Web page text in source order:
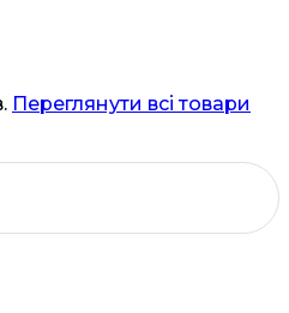
Переглянути всі товари